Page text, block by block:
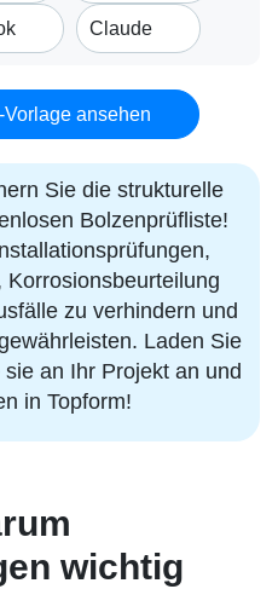
Claude
ansehen
Sie die strukturelle
Bolzenprüfliste!
zu verhindern und
Laden Sie
an Ihr Projekt an und
in Topform!
wichtig